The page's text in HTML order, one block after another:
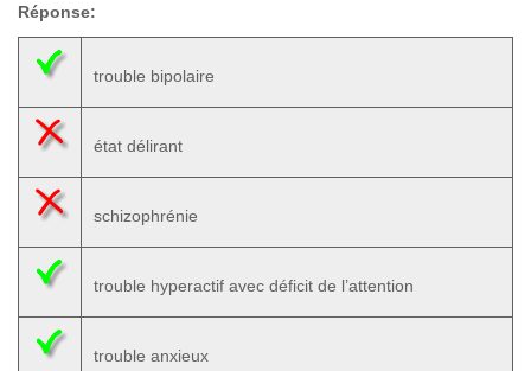
Réponse:
trouble bipolaire
état délirant
schizophrénie
trouble hyperactif avec déficit de l’attention
trouble anxieux